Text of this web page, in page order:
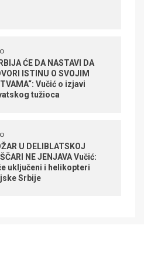
ĆE DA NASTAVI DA
ISTINU O SVOJIM
Vučić o izjavi
tužioca
U DELIBLATSKOJ
NE JENJAVA Vučić:
uključeni i helikopteri
Srbije